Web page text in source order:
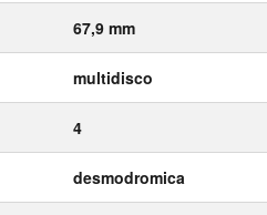
67,9 mm
multidisco
4
desmodromica